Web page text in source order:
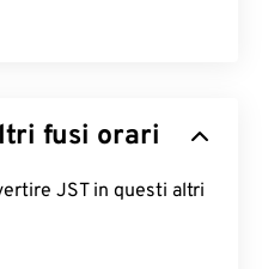
fusi orari
JST in questi altri